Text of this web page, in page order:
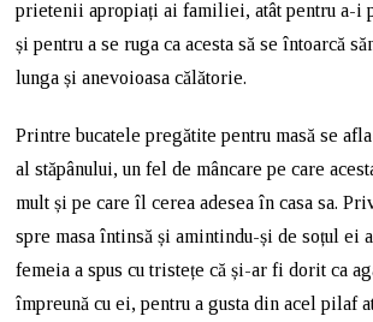
prietenii apropiați ai familiei, atât pentru a-i
și pentru a se ruga ca acesta să se întoarcă
lunga și anevoioasa călătorie.
Printre bucatele pregătite pentru masă se
al stăpânului, un fel de mâncare pe care
mult și pe care îl cerea adesea în casa sa.
spre masa întinsă și amintindu-și de soțul ei
femeia a spus cu tristețe că și-ar fi dorit ca
împreună cu ei, pentru a gusta din acel pilaf